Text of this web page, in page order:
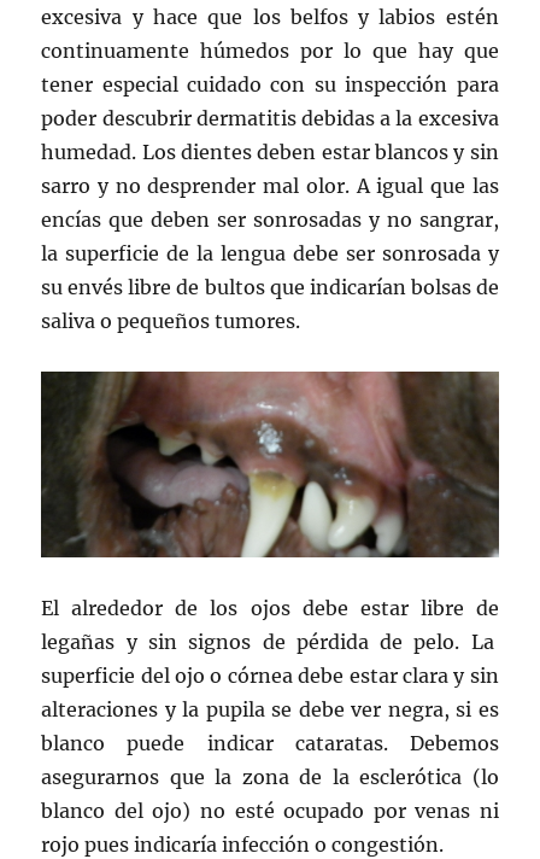
excesiva y hace que los belfos y labios estén
continuamente húmedos por lo que hay que
tener especial cuidado con su inspección para
poder descubrir dermatitis debidas a la excesiva
humedad. Los dientes deben estar blancos y sin
sarro y no desprender mal olor. A igual que las
encías que deben ser sonrosadas y no sangrar,
la superficie de la lengua debe ser sonrosada y
su envés libre de bultos que indicarían bolsas de
saliva o pequeños tumores.
El alrededor de los ojos debe estar libre de
legañas y sin signos de pérdida de pelo. La
superficie del ojo o córnea debe estar clara y sin
alteraciones y la pupila se debe ver negra, si es
blanco puede indicar cataratas. Debemos
asegurarnos que la zona de la esclerótica (lo
blanco del ojo) no esté ocupado por venas ni
rojo pues indicaría infección o congestión.